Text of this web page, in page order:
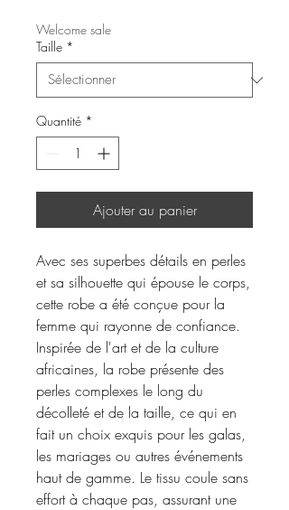
Welcome sale
Taille *
Quantité *
Ajouter au panier
Avec ses superbes détails en perles
et sa silhouette qui épouse le corps,
cette robe a été conçue pour la
femme qui rayonne de confiance.
Inspirée de l'art et de la culture
africaines, la robe présente des
perles complexes le long du
décolleté et de la taille, ce qui en
fait un choix exquis pour les galas,
les mariages ou autres événements
haut de gamme. Le tissu coule sans
effort à chaque pas, assurant une